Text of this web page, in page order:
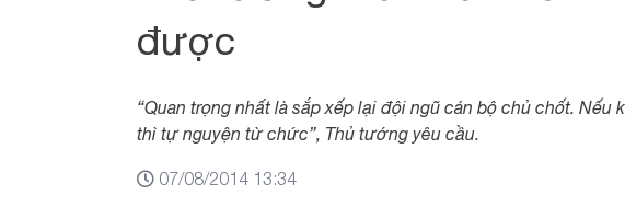
được
“Quan trọng nhất là sắp xếp lại đội ngũ cán bộ chủ chốt.
thì tự nguyện từ chức”, Thủ tướng yêu cầu.
07/08/2014 13:34